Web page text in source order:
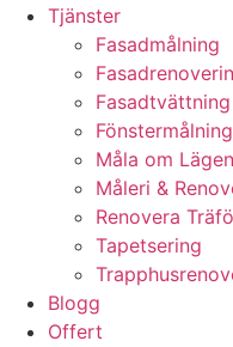
Tjänster
Fasadmålning
Fasadtvättning
Fönstermålning
Måla om
Måleri &
Renovera
Tapetsering
Blogg
Offert